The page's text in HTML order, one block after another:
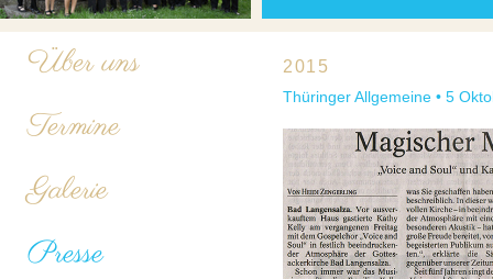
Über uns
Termine
Galerie
Presse
2015
Thüringer Allgemeine • 5